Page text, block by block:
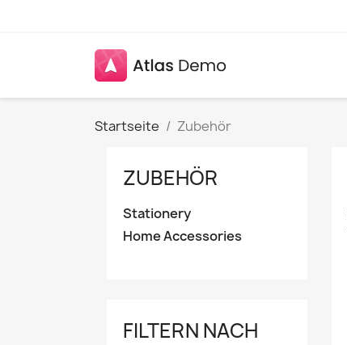
Startseite Zubehör
ZUBEHÖR
Stationery
Home Accessories
FILTERN NACH